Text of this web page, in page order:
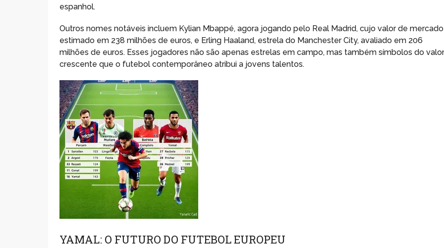
espanhol.
Outros nomes notáveis incluem Kylian Mbappé, agora jogando pelo Real Madrid, cujo valor de
estimado em 238 milhões de euros, e Erling Haaland, estrela do Manchester City, avaliado em 206
milhões de euros. Esses jogadores não são apenas estrelas em campo, mas também símbolos do
crescente que o futebol contemporâneo atribui a jovens talentos.
YAMAL: O FUTURO DO FUTEBOL EUROPEU